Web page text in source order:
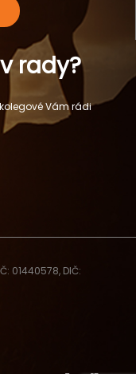
rady?
Vám rádi
01440578, DIČ: